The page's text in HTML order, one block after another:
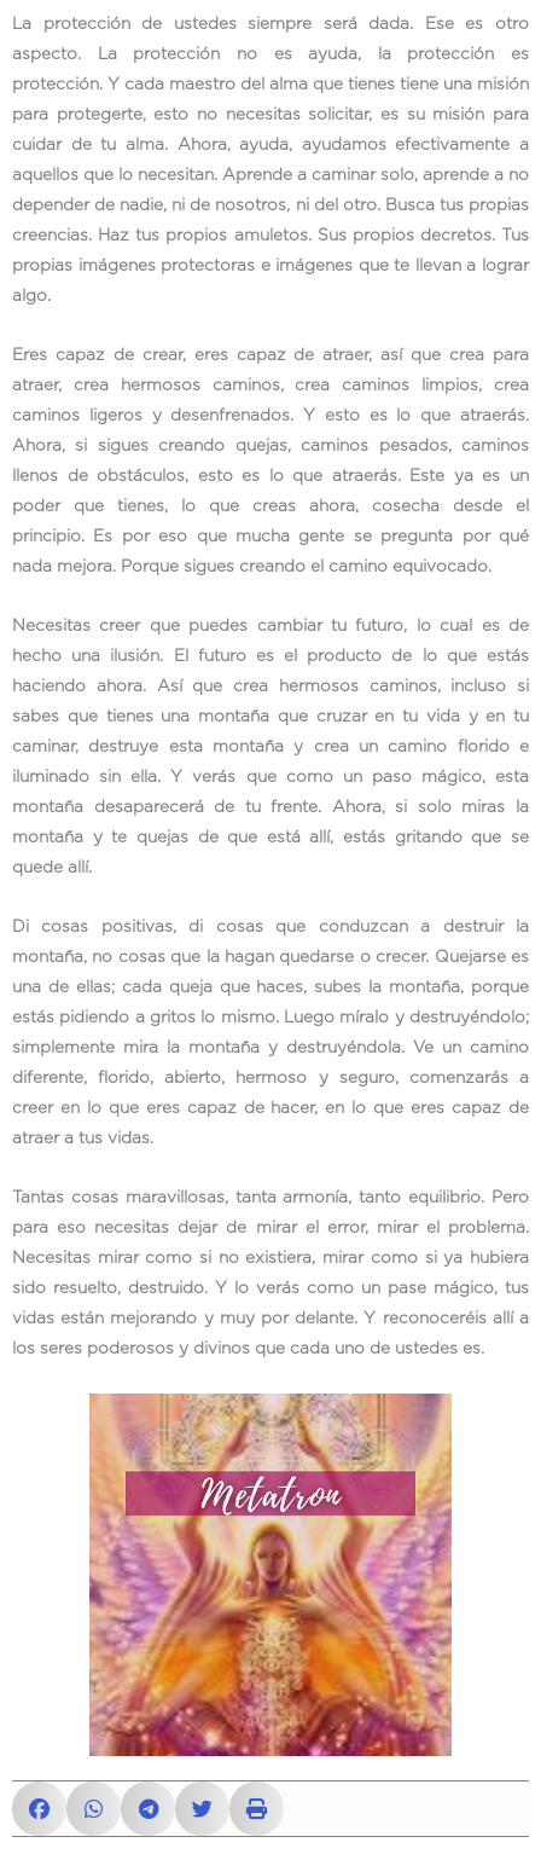
La protección de ustedes siempre será dada. Ese es otro
aspecto. La protección no es ayuda, la protección es
protección. Y cada maestro del alma que tienes tiene una misión
para protegerte, esto no necesitas solicitar, es su misión para
cuidar de tu alma. Ahora, ayuda, ayudamos efectivamente a
aquellos que lo necesitan. Aprende a caminar solo, aprende a no
depender de nadie, ni de nosotros, ni del otro. Busca tus propias
creencias. Haz tus propios amuletos. Sus propios decretos. Tus
propias imágenes protectoras e imágenes que te llevan a lograr
algo.
Eres capaz de crear, eres capaz de atraer, así que crea para
atraer, crea hermosos caminos, crea caminos limpios, crea
caminos ligeros y desenfrenados. Y esto es lo que atraerás.
Ahora, si sigues creando quejas, caminos pesados, caminos
llenos de obstáculos, esto es lo que atraerás. Este ya es un
poder que tienes, lo que creas ahora, cosecha desde el
principio. Es por eso que mucha gente se pregunta por qué
nada mejora. Porque sigues creando el camino equivocado.
Necesitas creer que puedes cambiar tu futuro, lo cual es de
hecho una ilusión. El futuro es el producto de lo que estás
haciendo ahora. Así que crea hermosos caminos, incluso si
sabes que tienes una montaña que cruzar en tu vida y en tu
caminar, destruye esta montaña y crea un camino florido e
iluminado sin ella. Y verás que como un paso mágico, esta
montaña desaparecerá de tu frente. Ahora, si solo miras la
montaña y te quejas de que está allí, estás gritando que se
quede allí.
Di cosas positivas, di cosas que conduzcan a destruir la
montaña, no cosas que la hagan quedarse o crecer. Quejarse es
una de ellas; cada queja que haces, subes la montaña, porque
estás pidiendo a gritos lo mismo. Luego míralo y destruyéndolo;
simplemente mira la montaña y destruyéndola. Ve un camino
diferente, florido, abierto, hermoso y seguro, comenzarás a
creer en lo que eres capaz de hacer, en lo que eres capaz de
atraer a tus vidas.
Tantas cosas maravillosas, tanta armonía, tanto equilibrio. Pero
para eso necesitas dejar de mirar el error, mirar el problema.
Necesitas mirar como si no existiera, mirar como si ya hubiera
sido resuelto, destruido. Y lo verás como un pase mágico, tus
vidas están mejorando y muy por delante. Y reconoceréis allí a
los seres poderosos y divinos que cada uno de ustedes es.